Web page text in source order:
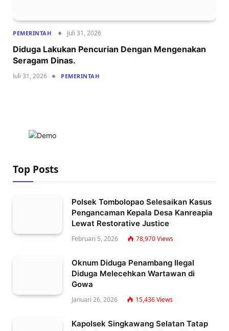
PEMERINTAH Juli 31, 2026
Diduga Lakukan Pencurian Dengan Mengenakan
Seragam Dinas.
Juli 31, 2026 PEMERINTAH
Top Posts
Polsek Tombolopao Selesaikan Kasus
Pengancaman Kepala Desa Kanreapia
Lewat Restorative Justice
Februari 5, 2026 78,970Views
Oknum Diduga Penambang Ilegal
Diduga Melecehkan Wartawan di
Gowa
Januari 26, 2026 15,436Views
Kapolsek Singkawang Selatan Tatap